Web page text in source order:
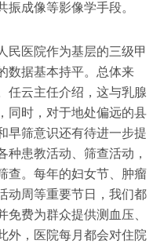
成像等影像学手段。
民医院作为基层的三级甲
数据基本持平。总体来
任云主任介绍，这与乳腺
同时，对于地处偏远的县
早筛意识还有待进一步提
种患教活动、筛查活动，
查。每年的妇女节、肿瘤
动周等重要节日，我们都
费为群众提供测血压、
外，医院每月都会对住院